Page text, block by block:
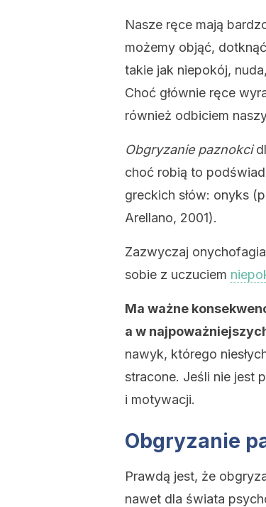
Nasze ręce mają
możemy objąć,
takie jak niepokój,
Choć głównie ręce
również odbiciem
Obgryzanie paznokci
choć robią to
greckich słów: onyks
Arellano, 2001).
Zazwyczaj
sobie z uczuciem
Ma ważne
a w
nawyk, którego
stracone. Jeśli nie jest
i motywacji.
Obgryzanie
Prawdą jest, że
nawet dla świata